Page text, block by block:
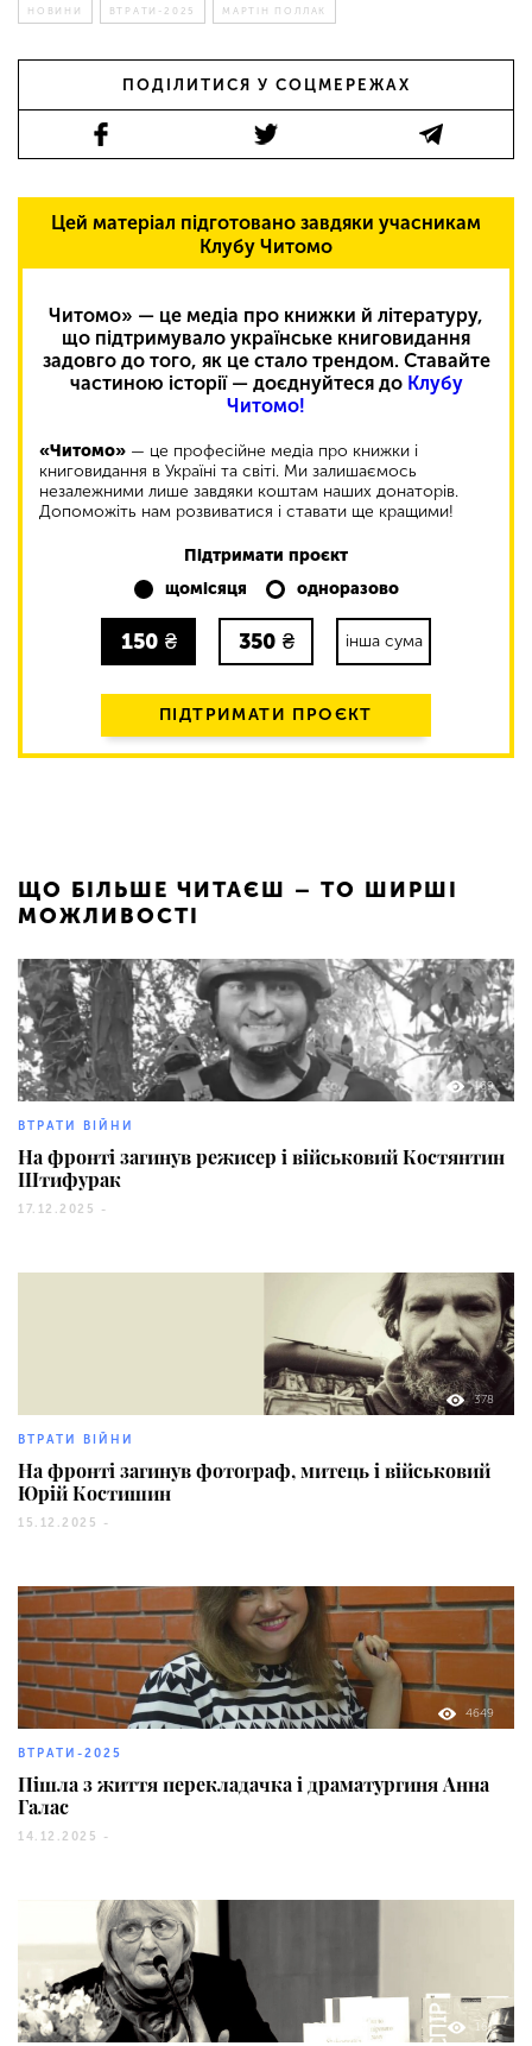
НОВИНИ ВТРАТИ-2025 МАРТІН ПОЛЛАК
ПОДІЛИТИСЯ У СОЦМЕРЕЖАХ
Цей матеріал підготовано завдяки учасникам
Клубу Читомо
Читомо» — це медіа про книжки й літературу,
що підтримувало українське книговидання
задовго до того, як це стало трендом. Ставайте
частиною історії — доєднуйтеся до Клубу
Читомо!
«Читомо» — це професійне медіа про книжки і
книговидання в Україні та світі. Ми залишаємось
незалежними лише завдяки коштам наших донаторів.
Допоможіть нам розвиватися і ставати ще кращими!
Підтримати проєкт
щомісяця
одноразово
150 ₴ 350 ₴ інша сума
ПІДТРИМАТИ ПРОЄКТ
ЩО БІЛЬШЕ ЧИТАЄШ – ТО ШИРШІ
МОЖЛИВОСТІ
169
ВТРАТИ ВІЙНИ
На фронті загинув режисер і військовий Костянтин
Штифурак
17.12.2025 -
378
ВТРАТИ ВІЙНИ
На фронті загинув фотограф, митець і військовий
Юрій Костишин
15.12.2025 -
4649
ВТРАТИ-2025
Пішла з життя перекладачка і драматургиня Анна
Галас
14.12.2025 -
161